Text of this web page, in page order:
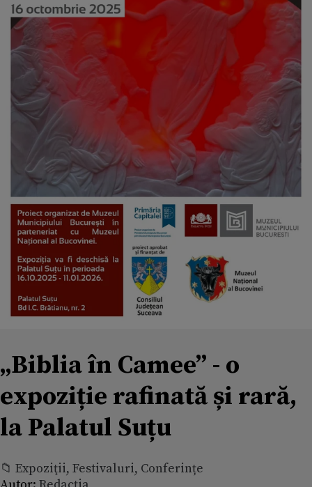
„Biblia în Camee” - o
expoziție rafinată și rară,
la Palatul Suțu
📁 Expoziţii, Festivaluri, Conferințe